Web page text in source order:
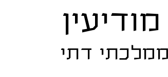
מודיעין
ממלכתי דתי